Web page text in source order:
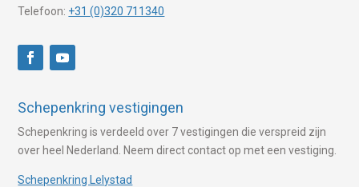
Telefoon: +31 (0)320 711340
Schepenkring vestigingen
Schepenkring is verdeeld over 7 vestigingen die verspreid zijn
over heel Nederland. Neem direct contact op met een vestiging.
Schepenkring Lelystad